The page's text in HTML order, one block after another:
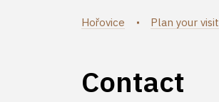
Hořovice Plan your visit
Contact